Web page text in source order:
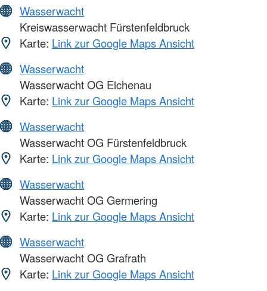
Wasserwacht
Kreiswasserwacht Fürstenfeldbruck
Karte: Link zur Google Maps Ansicht
Wasserwacht
Wasserwacht OG Eichenau
Karte: Link zur Google Maps Ansicht
Wasserwacht
Wasserwacht OG Fürstenfeldbruck
Karte: Link zur Google Maps Ansicht
Wasserwacht
Wasserwacht OG Germering
Karte: Link zur Google Maps Ansicht
Wasserwacht
Wasserwacht OG Grafrath
Karte: Link zur Google Maps Ansicht